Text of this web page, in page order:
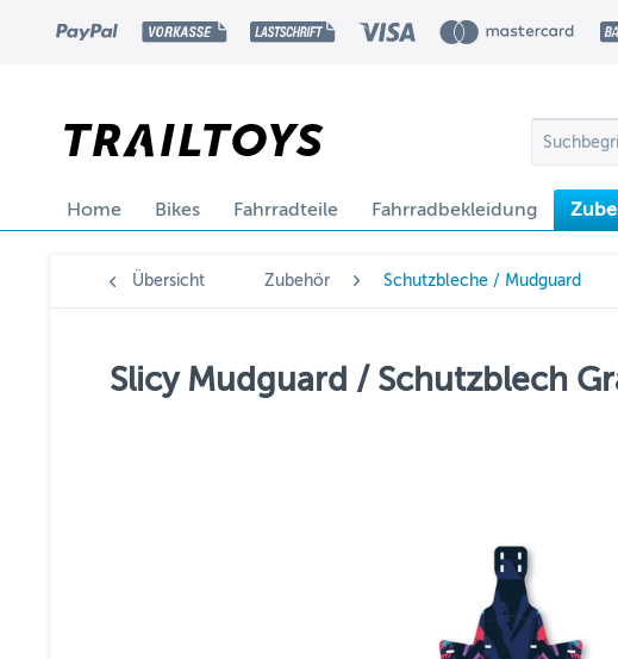
Home Bikes Fahrradteile Fahrradbekleidung
Übersicht Zubehör Schutzbleche / Mudguard
Slicy Mudguard / Schutzblech